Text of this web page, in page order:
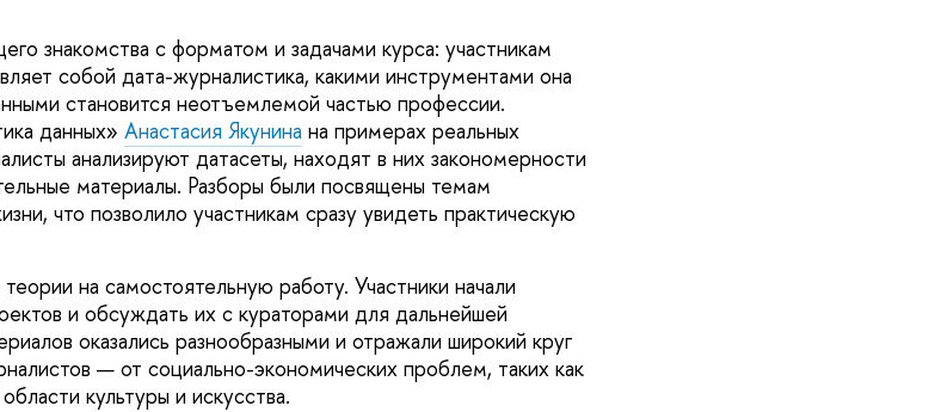
знакомства с форматом и задачами курса: участникам
собой дата-журналистика, какими инструментами она
становится неотъемлемой частью профессии.
данных» Анастасия Якунина на примерах реальных
анализируют датасеты, находят в них закономерности
материалы. Разборы были посвящены темам
что позволило участникам сразу увидеть практическую
на самостоятельную работу. Участники начали
и обсуждать их с кураторами для дальнейшей
оказались разнообразными и отражали широкий круг
— от социально-экономических проблем, таких как
культуры и искусства.